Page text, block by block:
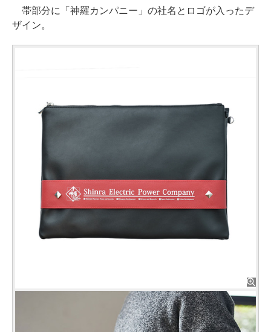
帯部分に「神羅カンパニー」の社名とロゴが入ったデ
ザイン。